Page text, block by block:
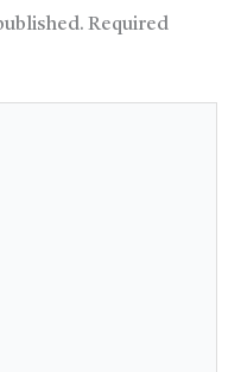
Required